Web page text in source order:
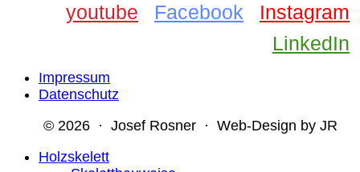
youtube Facebook
Instagram
LinkedIn
Impressum
Datenschutz
© 2026 · Josef Rosner · Web-Design by JR
Holzskelett